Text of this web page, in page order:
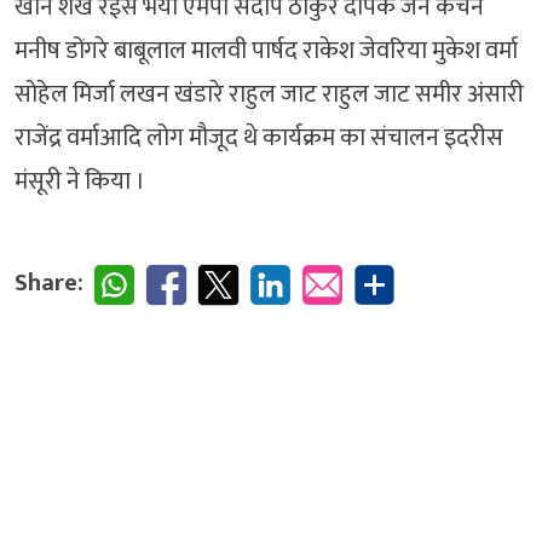
मनीष डोंगरे बाबूलाल मालवी पार्षद राकेश जेवरिया मुकेश वर्मा
सोहेल मिर्जा लखन खंडारे राहुल जाट राहुल जाट समीर अंसारी
राजेंद्र वर्माआदि लोग मौजूद थे कार्यक्रम का संचालन इदरीस
मंसूरी ने किया ।
Share: